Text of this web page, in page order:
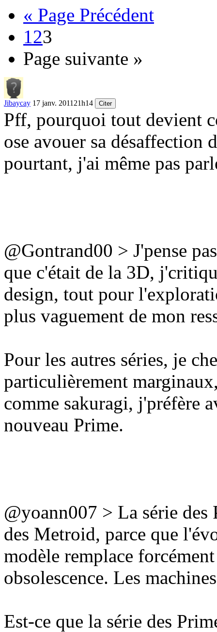
« Page Précédent
123
Page suivante »
Jibaycay 17 janv. 2011 21h14 Citer
Pff, pourquoi tout devient
ose avouer sa désaffection
pourtant, j'ai même pas
@Gontrand00 > J'pense
que c'était de la 3D,
design, tout pour
plus vaguement de mon
Pour les autres séries, je
particulièrement
comme sakuragi, j'préfère
nouveau Prime.
@yoann007 > La série
des Metroid, parce que
modèle remplace
obsolescence. Les
Est-ce que la série des